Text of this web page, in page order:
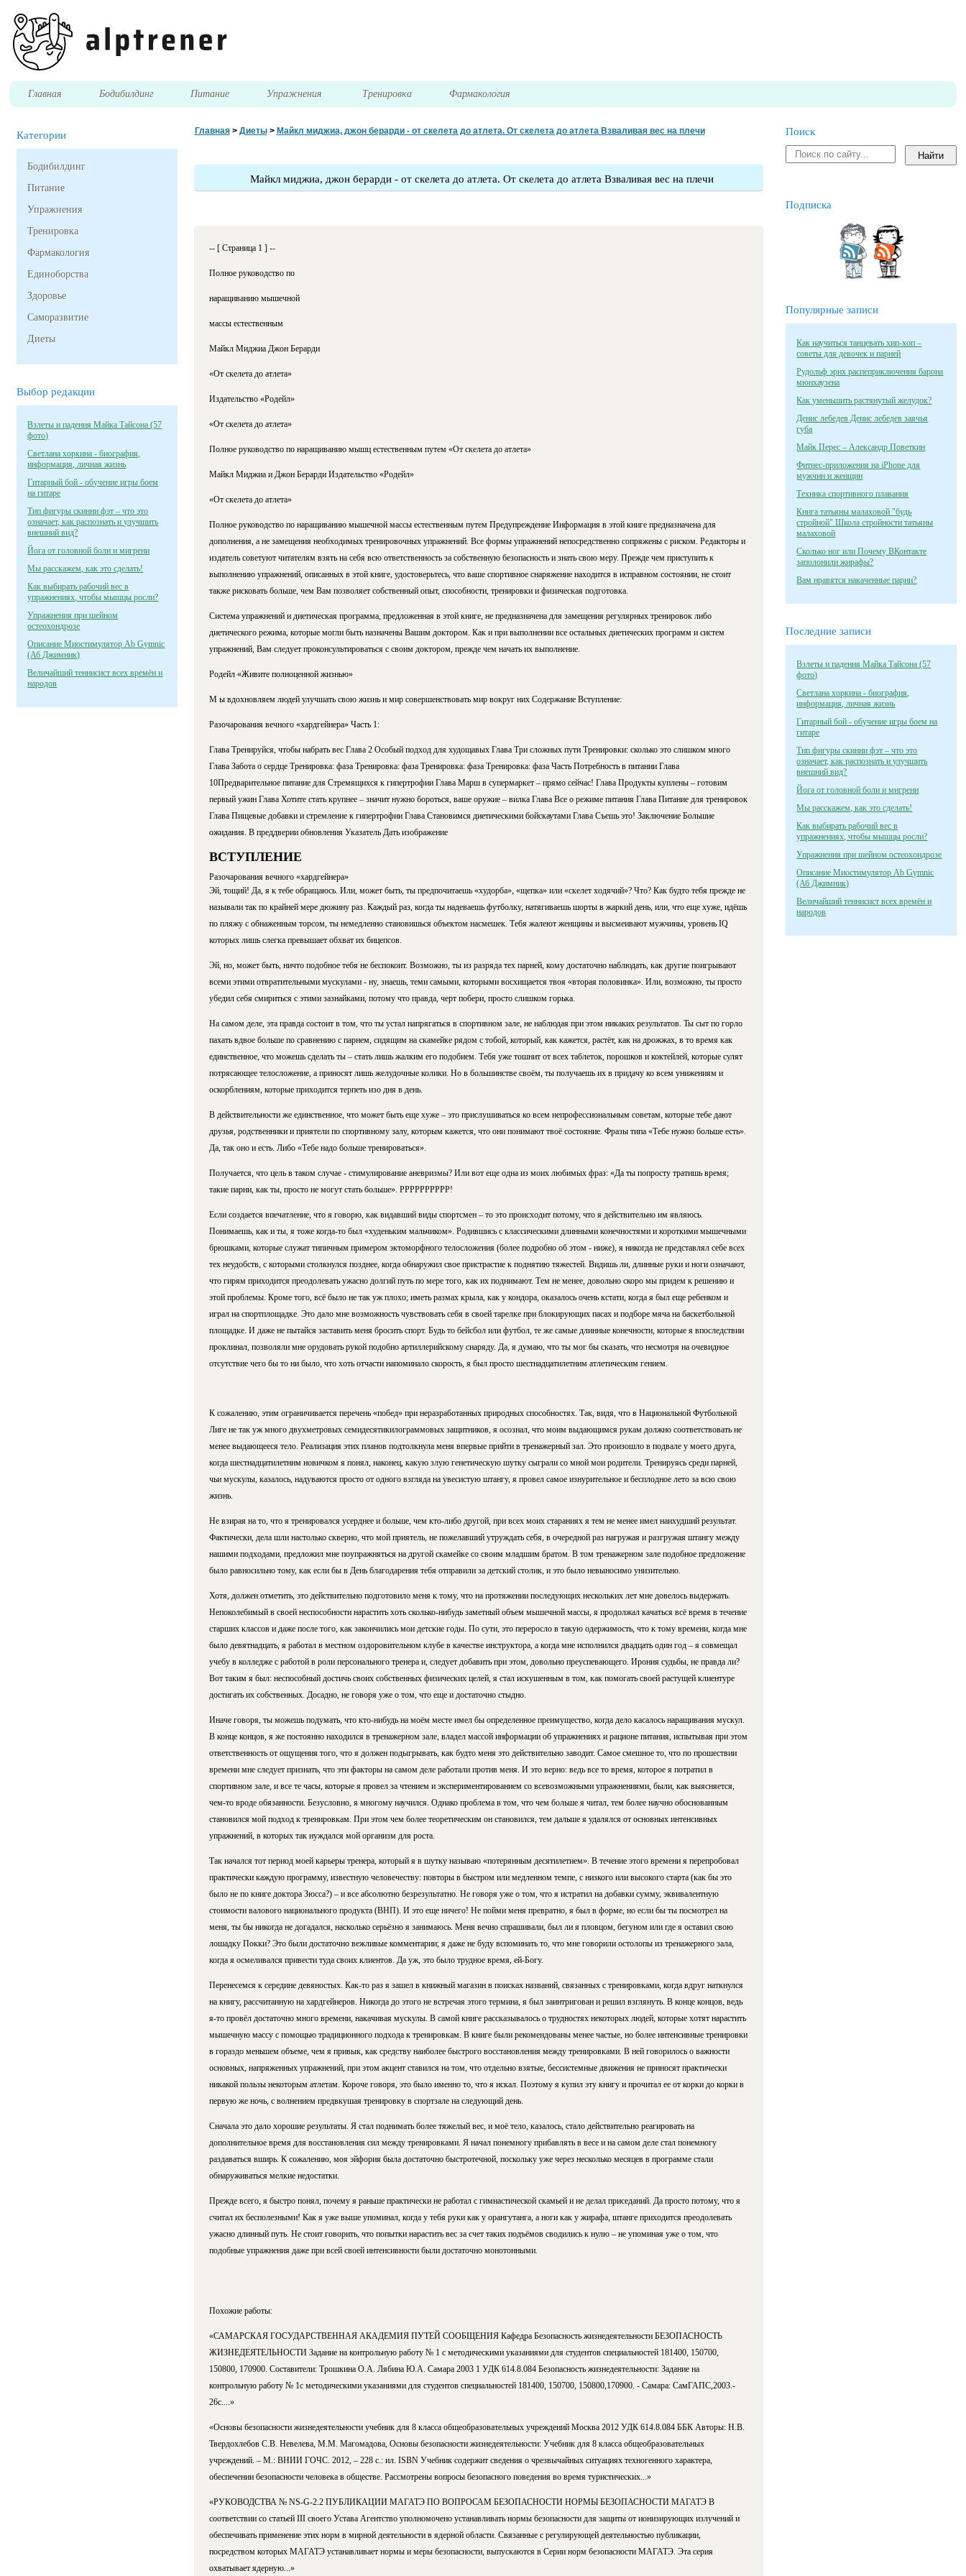
Главная Бодибилдинг Питание Упражнения Тренировка Фармакология
Категории
Бодибилдинг
Питание
Упражнения
Тренировка
Фармакология
Единоборства
Здоровье
Саморазвитие
Диеты
Выбор редакции
Взлеты и падения Майка Тайсона (57
фото)
Светлана хоркина - биография,
информация, личная жизнь
Гитарный бой - обучение игры боем
на гитаре
Тип фигуры скинни фэт – что это
означает, как распознать и улучшить
внешний вид?
Йога от головной боли и мигрени
Мы расскажем, как это сделать!
Как выбирать рабочий вес в
упражнениях, чтобы мышцы росли?
Упражнения при шейном
остеохондрозе
Описание Миостимулятор Ab Gymnic
(Аб Джимник)
Величайший теннисист всех времён и
народов
Главная> Диеты> Майкл миджиа, джон берарди - от скелета до атлета. От скелета до атлета Взваливая вес на плечи
Майкл миджиа, джон берарди - от скелета до атлета. От скелета до атлета Взваливая вес на плечи
-- [ Страница 1 ] --
Полное руководство по
наращиванию мышечной
массы естественным
Майкл Миджиа Джон Берарди
«От скелета до атлета»
Издательство «Родейл»
«От скелета до атлета»
Полное руководство по наращиванию мышц естественным путем «От скелета до атлета»
Майкл Миджиа и Джон Берарди Издательство «Родейл»
«От скелета до атлета»
Полное руководство по наращиванию мышечной массы естественным путем Предупреждение Информация в этой книге предназначена для
дополнения, а не замещения необходимых тренировочных упражнений. Все формы упражнений непосредственно сопряжены с риском. Редакторы и
издатель советуют читателям взять на себя всю ответственность за собственную безопасность и знать свою меру. Прежде чем приступить к
выполнению упражнений, описанных в этой книге, удостоверьтесь, что ваше спортивное снаряжение находится в исправном состоянии, не стоит
также рисковать больше, чем Вам позволяет собственный опыт, способности, тренировки и физическая подготовка.
Система упражнений и диетическая программа, предложенная в этой книге, не предназначена для замещения регулярных тренировок либо
диетического режима, которые могли быть назначены Вашим доктором. Как и при выполнении все остальных диетических программ и систем
упражнений, Вам следует проконсультироваться с своим доктором, прежде чем начать их выполнение.
Родейл «Живите полноценной жизнью»
М ы вдохновляем людей улучшать свою жизнь и мир совершенствовать мир вокруг них Содержание Вступление:
Разочарования вечного «хардгейнера» Часть 1:
Глава Тренируйся, чтобы набрать вес Глава 2 Особый подход для худощавых Глава Три сложных пути Тренировки: сколько это слишком много
Глава Забота о сердце Тренировка: фаза Тренировка: фаза Тренировка: фаза Тренировка: фаза Часть Потребность в питании Глава
10Предварительное питание для Стремящихся к гипертрофии Глава Марш в супермаркет – прямо сейчас! Глава Продукты куплены – готовим
первый ужин Глава Хотите стать крупнее – значит нужно бороться, ваше оружие – вилка Глава Все о режиме питания Глава Питание для тренировок
Глава Пищевые добавки и стремление к гипертрофии Глава Становимся диетическими бойскаутами Глава Съешь это! Заключение Большие
ожидания. В преддверии обновления Указатель Дать изображение
ВСТУПЛЕНИЕ
Разочарования вечного «хардгейнера»
Эй, тощий! Да, я к тебе обращаюсь. Или, может быть, ты предпочитаешь «худорба», «щепка» или «скелет ходячий»? Что? Как будто тебя прежде не
называли так по крайней мере дюжину раз. Каждый раз, когда ты надеваешь футболку, натягиваешь шорты в жаркий день, или, что еще хуже, идёшь
по пляжу с обнаженным торсом, ты немедленно становишься объектом насмешек. Тебя жалеют женщины и высмеивают мужчины, уровень IQ
которых лишь слегка превышает обхват их бицепсов.
Эй, но, может быть, ничто подобное тебя не беспокоит. Возможно, ты из разряда тех парней, кому достаточно наблюдать, как другие поигрывают
всеми этими отвратительными мускулами - ну, знаешь, теми самыми, которыми восхищается твоя «вторая половинка». Или, возможно, ты просто
убедил себя смириться с этими зазнайками, потому что правда, черт побери, просто слишком горька.
На самом деле, эта правда состоит в том, что ты устал напрягаться в спортивном зале, не наблюдая при этом никаких результатов. Ты сыт по горло
пахать вдвое больше по сравнению с парнем, сидящим на скамейке рядом с тобой, который, как кажется, растёт, как на дрожжах, в то время как
единственное, что можешь сделать ты – стать лишь жалким его подобием. Тебя уже тошнит от всех таблеток, порошков и коктейлей, которые сулят
потрясающее телосложение, а приносят лишь желудочные колики. Но в большинстве своём, ты получаешь их в придачу ко всем унижениям и
оскорблениям, которые приходится терпеть изо дня в день.
В действительности же единственное, что может быть еще хуже – это прислушиваться ко всем непрофессиональным советам, которые тебе дают
друзья, родственники и приятели по спортивному залу, которым кажется, что они понимают твоё состояние. Фразы типа «Тебе нужно больше есть».
Да, так оно и есть. Либо «Тебе надо больше тренироваться».
Получается, что цель в таком случае - стимулирование аневризмы? Или вот еще одна из моих любимых фраз: «Да ты попросту тратишь время;
такие парни, как ты, просто не могут стать больше». РРРРРРРРРР!
Если создается впечатление, что я говорю, как видавший виды спортсмен – то это происходит потому, что я действительно им являюсь.
Понимаешь, как и ты, я тоже когда-то был «худеньким мальчиком». Родившись с классическими длинными конечностями и короткими мышечными
брюшками, которые служат типичным примером эктоморфного телосложения (более подробно об этом - ниже), я никогда не представлял себе всех
тех неудобств, с которыми столкнулся позднее, когда обнаружил свое пристрастие к поднятию тяжестей. Видишь ли, длинные руки и ноги означают,
что гирям приходится преодолевать ужасно долгий путь по мере того, как их поднимают. Тем не менее, довольно скоро мы придем к решению и
этой проблемы. Кроме того, всё было не так уж плохо; иметь размах крыла, как у кондора, оказалось очень кстати, когда я был еще ребенком и
играл на спортплощадке. Это дало мне возможность чувствовать себя в своей тарелке при блокирующих пасах и подборе мяча на баскетбольной
площадке. И даже не пытайся заставить меня бросить спорт. Будь то бейсбол или футбол, те же самые длинные конечности, которые я впоследствии
проклинал, позволяли мне орудовать рукой подобно артиллерийскому снаряду. Да, я думаю, что ты мог бы сказать, что несмотря на очевидное
отсутствие чего бы то ни было, что хоть отчасти напоминало скорость, я был просто шестнадцатилетним атлетическим гением.
К сожалению, этим ограничивается перечень «побед» при неразработанных природных способностях. Так, видя, что в Национальной Футбольной
Лиге не так уж много двухметровых семидесятикилограммовых защитников, я осознал, что моим выдающимся рукам должно соответствовать не
менее выдающееся тело. Реализация этих планов подтолкнула меня впервые прийти в тренажерный зал. Это произошло в подвале у моего друга,
когда шестнадцатилетним новичком я понял, наконец, какую злую генетическую шутку сыграли со мной мои родители. Тренируясь среди парней,
чьи мускулы, казалось, надуваются просто от одного взгляда на увесистую штангу, я провел самое изнурительное и бесплодное лето за всю свою
жизнь.
Не взирая на то, что я тренировался усерднее и больше, чем кто-либо другой, при всех моих стараниях я тем не менее имел наихудший результат.
Фактически, дела шли настолько скверно, что мой приятель, не пожелавший утруждать себя, в очередной раз нагружая и разгружая штангу между
нашими подходами, предложил мне поупражняться на другой скамейке со своим младшим братом. В том тренажерном зале подобное предложение
было равносильно тому, как если бы в День благодарения тебя отправили за детский столик, и это было невыносимо унизительно.
Хотя, должен отметить, это действительно подготовило меня к тому, что на протяжении последующих нескольких лет мне довелось выдержать.
Непоколебимый в своей неспособности нарастить хоть сколько-нибудь заметный объем мышечной массы, я продолжал качаться всё время в течение
старших классов и даже после того, как закончились мои детские годы. По сути, это переросло в такую одержимость, что к тому времени, когда мне
было девятнадцать, я работал в местном оздоровительном клубе в качестве инструктора, а когда мне исполнился двадцать один год – я совмещал
учебу в колледже с работой в роли персонального тренера и, следует добавить при этом, довольно преуспевающего. Ирония судьбы, не правда ли?
Вот таким я был: неспособный достичь своих собственных физических целей, я стал искушенным в том, как помогать своей растущей клиентуре
достигать их собственных. Досадно, не говоря уже о том, что еще и достаточно стыдно.
Иначе говоря, ты можешь подумать, что кто-нибудь на моём месте имел бы определенное преимущество, когда дело касалось наращивания мускул.
В конце концов, я же постоянно находился в тренажерном зале, владел массой информации об упражнениях и рационе питания, испытывая при этом
ответственность от ощущения того, что я должен подыгрывать, как будто меня это действительно заводит. Самое смешное то, что по прошествии
времени мне следует признать, что эти факторы на самом деле работали против меня. И это верно: ведь все то время, которое я потратил в
спортивном зале, и все те часы, которые я провел за чтением и экспериментированием со всевозможными упражнениями, были, как выясняется,
чем-то вроде обязанности. Безусловно, я многому научился. Однако проблема в том, что чем больше я читал, тем более научно обоснованным
становился мой подход к тренировкам. При этом чем более теоретическим он становился, тем дальше я удалялся от основных интенсивных
упражнений, в которых так нуждался мой организм для роста.
Так начался тот период моей карьеры тренера, который я в шутку называю «потерянным десятилетием». В течение этого времени я перепробовал
практически каждую программу, известную человечеству: повторы в быстром или медленном темпе, с низкого или высокого старта (как бы это
было не по книге доктора Зюсса?) – и все абсолютно безрезультатно. Не говоря уже о том, что я истратил на добавки сумму, эквивалентную
стоимости валового национального продукта (ВНП). И это еще ничего! Не пойми меня превратно, я был в форме, но если бы ты посмотрел на
меня, ты бы никогда не догадался, насколько серьёзно я занимаюсь. Меня вечно спрашивали, был ли я пловцом, бегуном или где я оставил свою
лошадку Покки? Это были достаточно вежливые комментарии; я даже не буду вспоминать то, что мне говорили остолопы из тренажерного зала,
когда я осмеливался привести туда своих клиентов. Да уж, это было трудное время, ей-Богу.
Перенесемся к середине девяностых. Как-то раз я зашел в книжный магазин в поисках названий, связанных с тренировками, когда вдруг наткнулся
на книгу, рассчитанную на хардгейнеров. Никогда до этого не встречая этого термина, я был заинтригован и решил взглянуть. В конце концов, ведь
я-то провёл достаточно много времени, накачивая мускулы. В самой книге рассказывалось о трудностях некоторых людей, которые хотят нарастить
мышечную массу с помощью традиционного подхода к тренировкам. В книге были рекомендованы менее частые, но более интенсивные тренировки
в гораздо меньшем объеме, чем я привык, как средству наиболее быстрого восстановления между тренировками. В ней говорилось о важности
основных, напряженных упражнений, при этом акцент ставился на том, что отдельно взятые, бессистемные движения не приносят практически
никакой пользы некоторым атлетам. Короче говоря, это было именно то, что я искал. Поэтому я купил эту книгу и прочитал ее от корки до корки в
первую же ночь, с волнением предвкушая тренировку в спортзале на следующий день.
Сначала это дало хорошие результаты. Я стал поднимать более тяжелый вес, и моё тело, казалось, стало действительно реагировать на
дополнительное время для восстановления сил между тренировками. Я начал понемногу прибавлять в весе и на самом деле стал понемногу
раздаваться вширь. К сожалению, моя эйфория была достаточно быстротечной, поскольку уже через несколько месяцев в программе стали
обнаруживаться мелкие недостатки.
Прежде всего, я быстро понял, почему я раньше практически не работал с гимнастической скамьей и не делал приседаний. Да просто потому, что я
считал их бесполезными! Как я уже выше упоминал, когда у тебя руки как у орангутанга, а ноги как у жирафа, штанге приходится преодолевать
ужасно длинный путь. Не стоит говорить, что попытки нарастить вес за счет таких подъёмов сводились к нулю – не упоминая уже о том, что
подобные упражнения даже при всей своей интенсивности были достаточно монотонными.
Похожие работы:
«САМАРСКАЯ ГОСУДАРСТВЕННАЯ АКАДЕМИЯ ПУТЕЙ СООБЩЕНИЯ Кафедра Безопасность жизнедеятельности БЕЗОПАСНОСТЬ
ЖИЗНЕДЕЯТЕЛЬНОСТИ Задание на контрольную работу № 1 с методическими указаниями для студентов специальностей 181400, 150700,
150800, 170900. Составители: Трошкина О.А. Лябина Ю.А. Самара 2003 1 УДК 614.8.084 Безопасность жизнедеятельности: Задание на
контрольную работу № 1с методическими указаниями для студентов специальностей 181400, 150700, 150800,170900. - Самара: СамГАПС,2003.-
26с....»
«Основы безопасности жизнедеятельности учебник для 8 класса общеобразовательных учреждений Москва 2012 УДК 614.8.084 ББК Авторы: Н.В.
Твердохлебов С.В. Невелева, М.М. Магомадова, Основы безопасности жизнедеятельности: Учебник для 8 класса общеобразовательных
учреждений. – М.: ВНИИ ГОЧС. 2012, – 228 с.: ил. ISBN Учебник содержит сведения о чрезвычайных ситуациях техногенного характера,
обеспечении безопасности человека в обществе. Рассмотрены вопросы безопасного поведения во время туристических...»
«РУКОВОДСТВА № NS-G-2.2 ПУБЛИКАЦИИ МАГАТЭ ПО ВОПРОСАМ БЕЗОПАСНОСТИ НОРМЫ БЕЗОПАСНОСТИ МАГАТЭ В
соответствии со статьей III своего Устава Агентство уполномочено устанавливать нормы безопасности для защиты от ионизирующих излучений и
обеспечивать применение этих норм в мирной деятельности в ядерной области. Связанные с регулирующей деятельностью публикации,
посредством которых МАГАТЭ устанавливает нормы и меры безопасности, выпускаются в Серии норм безопасности МАГАТЭ. Эта серия
охватывает ядерную...»
Поиск
Подписка
Популярные записи
Как научиться танцевать хип-хоп –
советы для девочек и парней
Рудольф эрих распеприключения барона
мюнхаузена
Как уменьшить растянутый желудок?
Денис лебедев Денис лебедев заячья
губа
Майк Перес – Александр Поветкин
Фитнес-приложения на iPhone для
мужчин и женщин
Техника спортивного плавания
Книга татьяны малаховой "будь
стройной" Школа стройности татьяны
малаховой
Сколько ног или Почему ВКонтакте
заполонили жирафы?
Вам нравятся накаченные парни?
Последние записи
Взлеты и падения Майка Тайсона (57
фото)
Светлана хоркина - биография,
информация, личная жизнь
Гитарный бой - обучение игры боем на
гитаре
Тип фигуры скинни фэт – что это
означает, как распознать и улучшить
внешний вид?
Йога от головной боли и мигрени
Мы расскажем, как это сделать!
Как выбирать рабочий вес в
упражнениях, чтобы мышцы росли?
Упражнения при шейном остеохондрозе
Описание Миостимулятор Ab Gymnic
(Аб Джимник)
Величайший теннисист всех времён и
народов